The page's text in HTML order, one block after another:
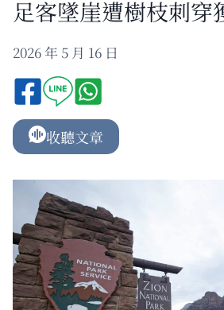
足客墜崖遭樹枝刺穿
2026 年 5 月 16 日
收聽文章